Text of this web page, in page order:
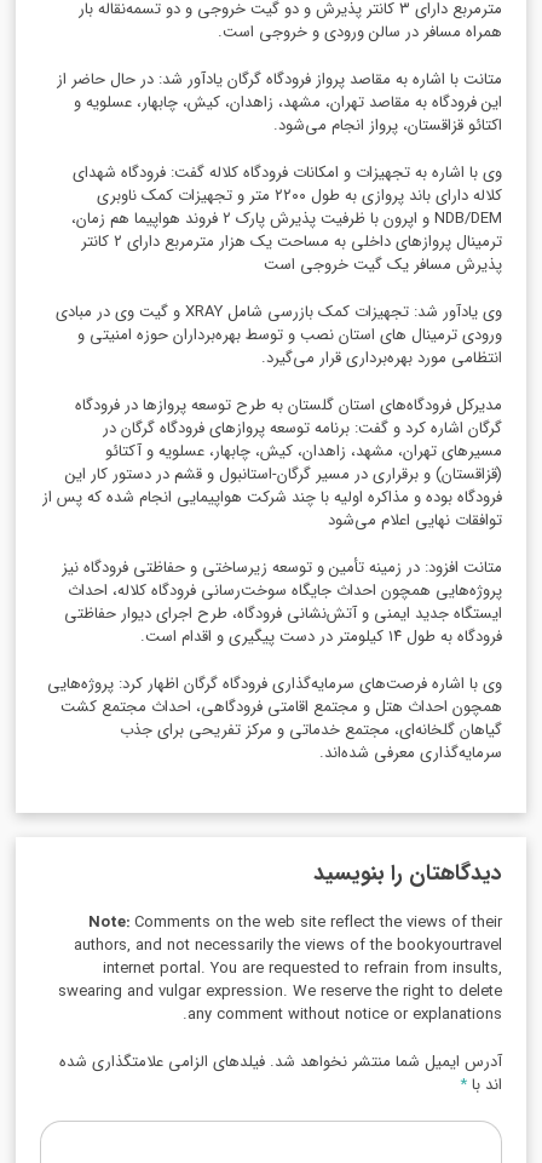
مترمربع دارای ۳ کانتر پذیرش و دو گیت خروجی و دو تسمه‌نقاله بار
همراه مسافر در سالن ورودی و خروجی است.
متانت با اشاره به مقاصد پرواز فرودگاه گرگان یادآور شد: در حال حاضر از
این فرودگاه به مقاصد تهران، مشهد، زاهدان، کیش، چابهار، عسلویه و
اکتائو قزاقستان، پرواز انجام می‌شود.
وی با اشاره به تجهیزات و امکانات فرودگاه کلاله گفت: فرودگاه شهدای
کلاله دارای باند پروازی به طول ۲۲۰۰ متر و تجهیزات کمک ناوبری
NDB/DEM و اپرون با ظرفیت پذیرش پارک ۲ فروند هواپیما هم زمان،
ترمینال پروازهای داخلی به مساحت یک هزار مترمربع دارای ۲ کانتر
پذیرش مسافر یک گیت خروجی است
وی یادآور شد: تجهیزات کمک بازرسی شامل XRAY و گیت وی در مبادی
ورودی ترمینال های استان نصب و توسط بهره‌برداران حوزه امنیتی و
انتظامی مورد بهره‌برداری قرار می‌گیرد.
مدیرکل فرودگاه‌های استان گلستان به طرح توسعه پروازها در فرودگاه
گرگان اشاره کرد و گفت: برنامه توسعه پروازهای فرودگاه گرگان در
مسیرهای تهران، مشهد، زاهدان، کیش، چابهار، عسلویه و آکتائو
(قزاقستان) و برقراری در مسیر گرگان-استانبول و قشم در دستور کار این
فرودگاه بوده و مذاکره اولیه با چند شرکت هواپیمایی انجام شده که پس از
توافقات نهایی اعلام می‌شود
متانت افزود: در زمینه تأمین و توسعه زیرساختی و حفاظتی فرودگاه نیز
پروژه‌هایی همچون احداث جایگاه سوخت‌رسانی فرودگاه کلاله، احداث
ایستگاه جدید ایمنی و آتش‌نشانی فرودگاه، طرح اجرای دیوار حفاظتی
فرودگاه به طول ۱۴ کیلومتر در دست پیگیری و اقدام است.
وی با اشاره فرصت‌های سرمایه‌گذاری فرودگاه گرگان اظهار کرد: پروژه‌هایی
همچون احداث هتل و مجتمع اقامتی فرودگاهی، احداث مجتمع کشت
گیاهان گلخانه‌ای، مجتمع خدماتی و مرکز تفریحی برای جذب
سرمایه‌گذاری معرفی شده‌اند.
دیدگاهتان را بنویسید
Note:Comments on the web site reflect the views of their
authors, and not necessarily the views of the bookyourtravel
internet portal. You are requested to refrain from insults,
swearing and vulgar expression. We reserve the right to delete
any comment without notice or explanations.
آدرس ایمیل شما منتشر نخواهد شد. فیلدهای الزامی علامتگذاری شده
اند با*